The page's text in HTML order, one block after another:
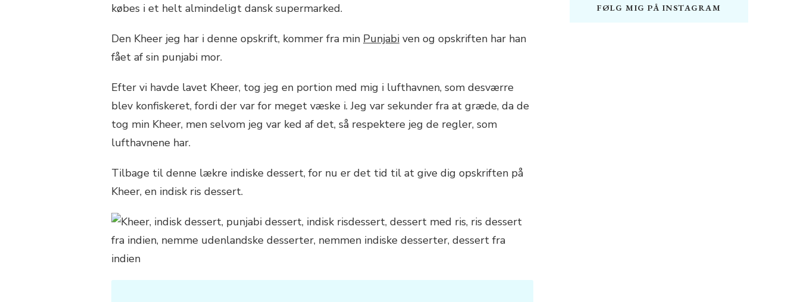
købes i et helt almindeligt dansk supermarked.
Den Kheer jeg har i denne opskrift, kommer fra min Punjabi ven og opskriften har han
fået af sin punjabi mor.
Efter vi havde lavet Kheer, tog jeg en portion med mig i lufthavnen, som desværre
blev konfiskeret, fordi der var for meget væske i. Jeg var sekunder fra at græde, da de
tog min Kheer, men selvom jeg var ked af det, så respektere jeg de regler, som
lufthavnene har.
Tilbage til denne lækre indiske dessert, for nu er det tid til at give dig opskriften på
Kheer, en indisk ris dessert.
FØLG MIG PÅ INSTAGRAM